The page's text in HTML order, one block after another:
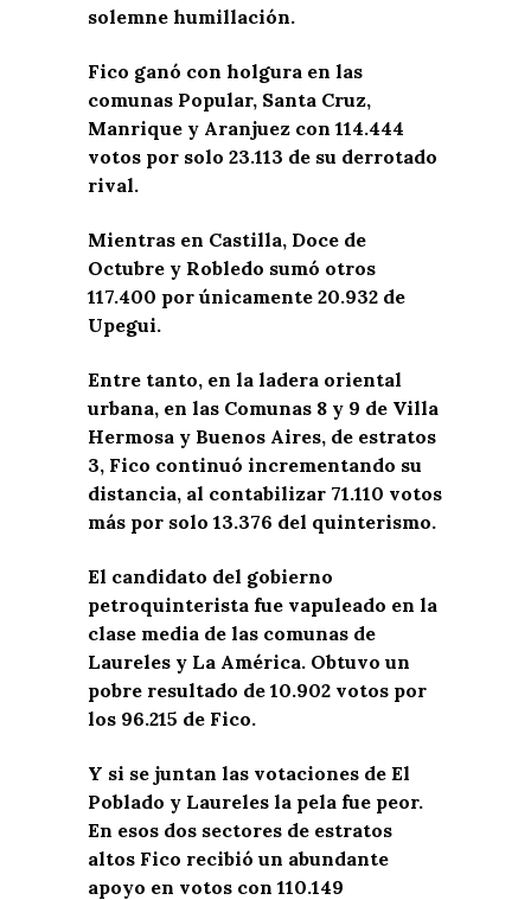
solemne humillación.
Fico ganó con holgura en las
comunas Popular, Santa Cruz,
Manrique y Aranjuez con 114.444
votos por solo 23.113 de su derrotado
rival.
Mientras en Castilla, Doce de
Octubre y Robledo sumó otros
117.400 por únicamente 20.932 de
Upegui.
Entre tanto, en la ladera oriental
urbana, en las Comunas 8 y 9 de Villa
Hermosa y Buenos Aires, de estratos
3, Fico continuó incrementando su
distancia, al contabilizar 71.110 votos
más por solo 13.376 del quinterismo.
El candidato del gobierno
petroquinterista fue vapuleado en la
clase media de las comunas de
Laureles y La América. Obtuvo un
pobre resultado de 10.902 votos por
los 96.215 de Fico.
Y si se juntan las votaciones de El
Poblado y Laureles la pela fue peor.
En esos dos sectores de estratos
altos Fico recibió un abundante
apoyo en votos con 110.149